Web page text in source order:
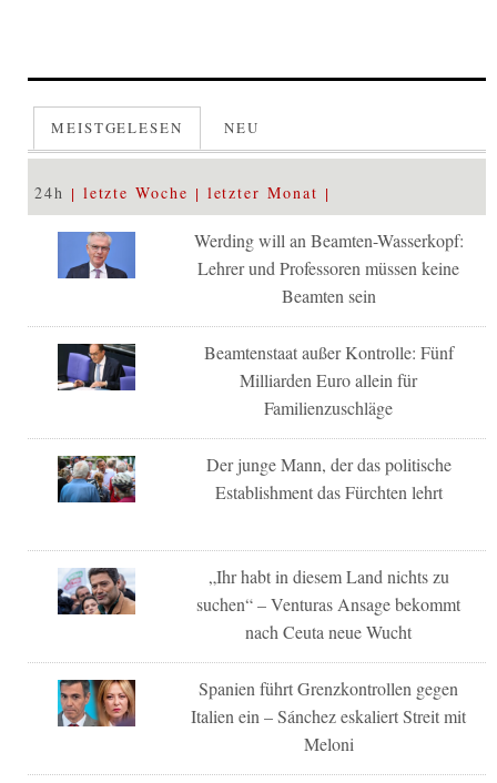
MEISTGELESEN NEU
24h letzte Woche letzter Monat
Werding will an Beamten-Wasserkopf:
Lehrer und Professoren müssen keine
Beamten sein
Beamtenstaat außer Kontrolle: Fünf
Milliarden Euro allein für
Familienzuschläge
Der junge Mann, der das politische
Establishment das Fürchten lehrt
„Ihr habt in diesem Land nichts zu
suchen“ – Venturas Ansage bekommt
nach Ceuta neue Wucht
Spanien führt Grenzkontrollen gegen
Italien ein – Sánchez eskaliert Streit mit
Meloni